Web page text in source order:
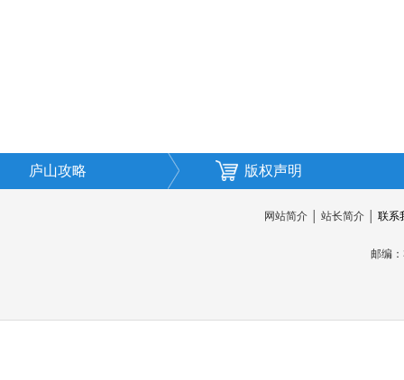
庐山攻略 版权声明
网站简介│ 站长简介│ 联系
邮编